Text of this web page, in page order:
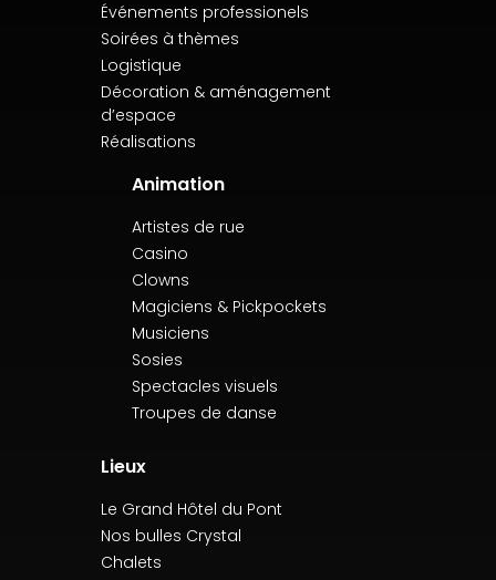
Événements professionels
Soirées à thèmes
Logistique
Décoration & aménagement
d’espace
Réalisations
Animation
Artistes de rue
Casino
Clowns
Magiciens & Pickpockets
Musiciens
Sosies
Spectacles visuels
Troupes de danse
Lieux
Le Grand Hôtel du Pont
Nos bulles Crystal
Chalets